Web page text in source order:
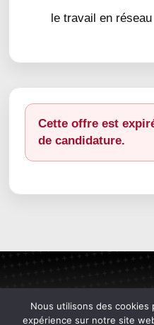
le travail en réseau
Cette offre est
de candidature.
Nous utilisons des cookies
expérience sur notre site